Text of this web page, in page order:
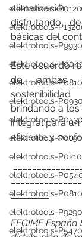
elektrotools-
elektrotools-
elektrotools-
elektrotools-
elektrotools-
elektrotools-
elektrotools-
elektrotools-
elektrotools-
elektrotools-
elektrotools-
elektrotools-
elektrotools-
disfrutando
básicas del
Este acuerdo
de ambas
brindando a
integral para
eficiente y
________
FEGIME España